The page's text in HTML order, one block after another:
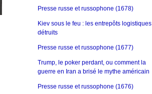
Presse russe et russophone (1678)
Kiev sous le feu : les entrepôts logistiques
détruits
Presse russe et russophone (1677)
Trump, le poker perdant, ou comment la
guerre en Iran a brisé le mythe américain
Presse russe et russophone (1676)